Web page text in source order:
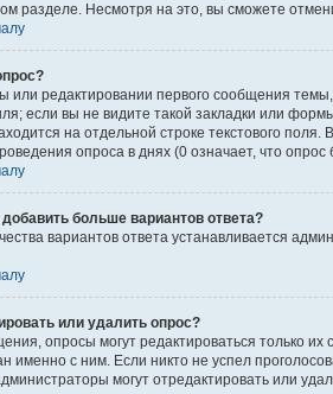
разделе. Несмотря на это, вы сможете
или редактировании первого сообщения
если вы не видите такой закладки или
на отдельной строке текстового
опроса в днях (0 означает, что
больше вариантов ответа?
вариантов ответа устанавливается
или удалить опрос?
опросы могут редактироваться только
именно с ним. Если никто не успел
могут отредактировать или